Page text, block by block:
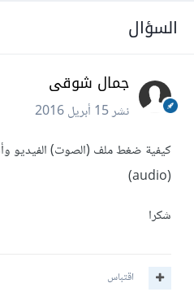
السؤال
جمال شوقى
نشر15 أبريل 2016
كيفية ضغط ملف (الصوت) الفيديو
شكرا
اقتباس